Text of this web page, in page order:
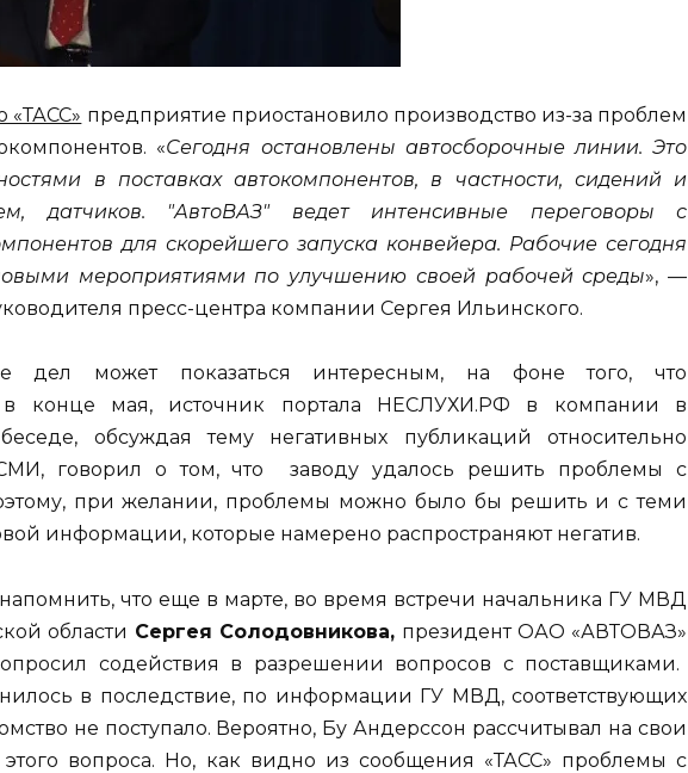
«ТАСС» предприятие приостановило производство из-за проблем
«Сегодня остановлены автосборочные линии. Это
в поставках автокомпонентов, в частности, сидений и
датчиков. "АвтоВАЗ" ведет интенсивные переговоры с
для скорейшего запуска конвейера. Рабочие сегодня
мероприятиями по улучшению своей рабочей среды», —
пресс-центра компании Сергея Ильинского.
дел может показаться интересным, на фоне того, что
в конце мая, источник портала НЕСЛУХИ.РФ в компании в
обсуждая тему негативных публикаций относительно
говорил о том, что заводу удалось решить проблемы с
при желании, проблемы можно было бы решить и с теми
информации, которые намерено распространяют негатив.
напомнить, что еще в марте, во время встречи начальника ГУ МВД
области Сергея Солодовникова, президент ОАО «АВТОВАЗ»
содействия в разрешении вопросов с поставщиками.
в последствие, по информации ГУ МВД, соответствующих
не поступало. Вероятно, Бу Андерссон рассчитывал на свои
вопроса. Но, как видно из сообщения «ТАСС» проблемы с